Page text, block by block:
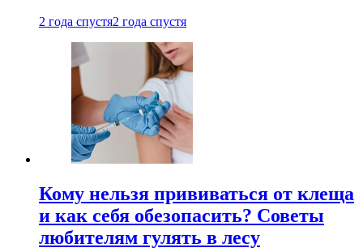
2 года спустя2 года спустя
Кому нельзя прививаться от клеща
и как себя обезопасить? Советы
любителям гулять в лесу